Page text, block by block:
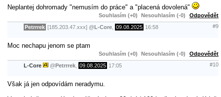
Neplantej dohromady "nemusím do práce" a "placená dovolená"
Souhlasím (+0) Nesouhlasím (-0) Odpovědět
Petrrrek [185.203.47.xxx] @L-Core 09.08.2025 16:58 #9
Moc nechapu jenom se ptam
Souhlasím (+0) Nesouhlasím (-0) Odpovědět
L-Core @Petrrrek 09.08.2025 17:05 #10
Však já jen odpovídám neradymu.